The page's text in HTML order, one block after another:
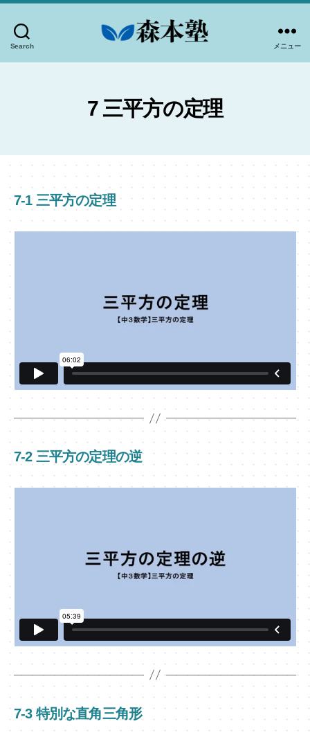
Search
市
個
導-
森
本
塾
メニュー
7 三平方の定理
7-1 三平方の定理
7-2 三平方の定理の逆
7-3 特別な直角三角形